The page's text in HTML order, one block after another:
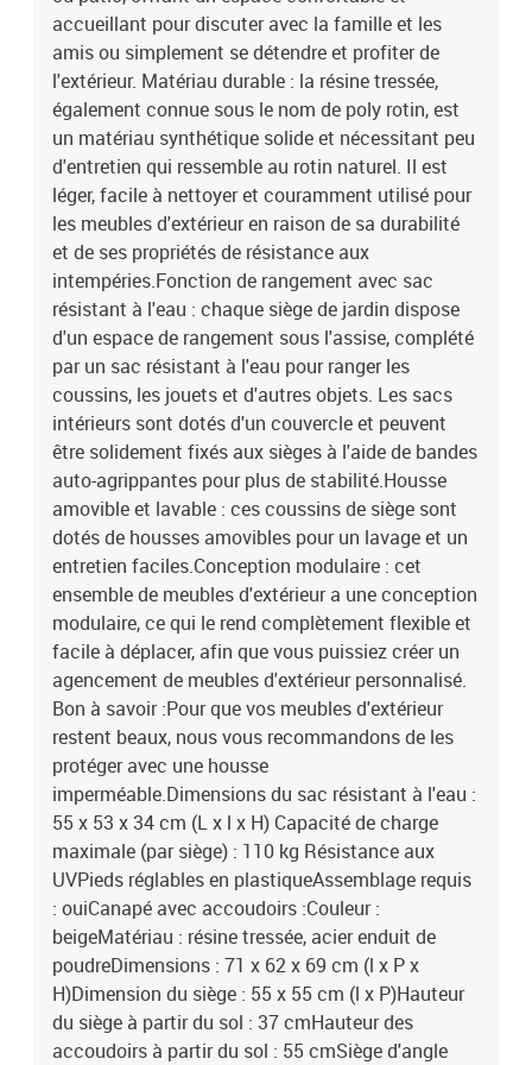
55 x 62 x 69 cm (l x P x H)Dimension du siège : 55 x 55 cm (l x
P)Hauteur du siège à partir du sol : 37 cmCoussin :Couleur : blanc
crèmeMatériau de la couverture : tissu (100 % polyester)Matériau
de remplissage du coussin de siège : mousseMatériau de
remplissage du coussin de dossier : fibre de cotonDimensions du
coussin de siège : 55 x 55 x 3 cm (l x P x é)Dimensions du coussin
de dossier : 55 x 45 x 13 cm (L x l x é) La livraison contient :2 x
canapé d'accoudoir avec fonction de rangement et sac résistant à
l'eau1 x siège d'angle avec fonction de rangement et sac résistant
à l'eau3 x siège central incluant une fonction de rangement avec
un sac résistant à l'eau7 x coussin de dossier6 x coussin de siège
avec housse amovible et lavable
accueillant pour discuter avec la famille et les
amis ou simplement se détendre et profiter de
l'extérieur. Matériau durable : la résine tressée,
également connue sous le nom de poly rotin, est
un matériau synthétique solide et nécessitant peu
d'entretien qui ressemble au rotin naturel. Il est
léger, facile à nettoyer et couramment utilisé pour
les meubles d'extérieur en raison de sa durabilité
et de ses propriétés de résistance aux
intempéries.Fonction de rangement avec sac
résistant à l'eau : chaque siège de jardin dispose
d'un espace de rangement sous l'assise, complété
par un sac résistant à l'eau pour ranger les
coussins, les jouets et d'autres objets. Les sacs
intérieurs sont dotés d'un couvercle et peuvent
être solidement fixés aux sièges à l'aide de bandes
auto-agrippantes pour plus de stabilité.Housse
amovible et lavable : ces coussins de siège sont
dotés de housses amovibles pour un lavage et un
entretien faciles.Conception modulaire : cet
ensemble de meubles d'extérieur a une conception
modulaire, ce qui le rend complètement flexible et
facile à déplacer, afin que vous puissiez créer un
agencement de meubles d'extérieur personnalisé.
Bon à savoir :Pour que vos meubles d'extérieur
restent beaux, nous vous recommandons de les
protéger avec une housse
imperméable.Dimensions du sac résistant à l'eau :
55 x 53 x 34 cm (L x l x H) Capacité de charge
maximale (par siège) : 110 kg Résistance aux
UVPieds réglables en plastiqueAssemblage requis
: ouiCanapé avec accoudoirs :Couleur :
beigeMatériau : résine tressée, acier enduit de
poudreDimensions : 71 x 62 x 69 cm (l x P x
H)Dimension du siège : 55 x 55 cm (l x P)Hauteur
du siège à partir du sol : 37 cmHauteur des
accoudoirs à partir du sol : 55 cmSiège d'angle